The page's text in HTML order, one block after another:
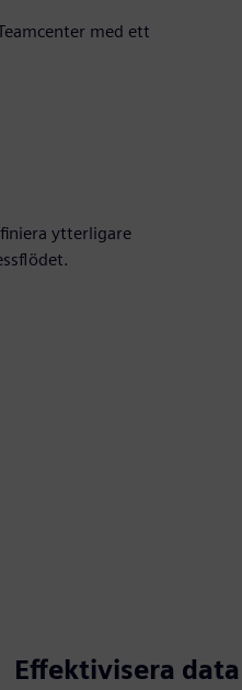
med ett
ytterligare
Effektivisera